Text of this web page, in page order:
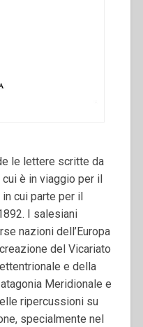
le lettere scritte da
è in viaggio per il
cui parte per iI
I salesiani
nazioni dell’Europa
del Vicariato
e della
Meridionale e
ripercussioni su
specialmente nel